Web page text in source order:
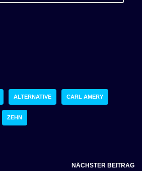
ALTERNATIVE CARL AMERY
ZEHN
NÄCHSTER BEITRAG